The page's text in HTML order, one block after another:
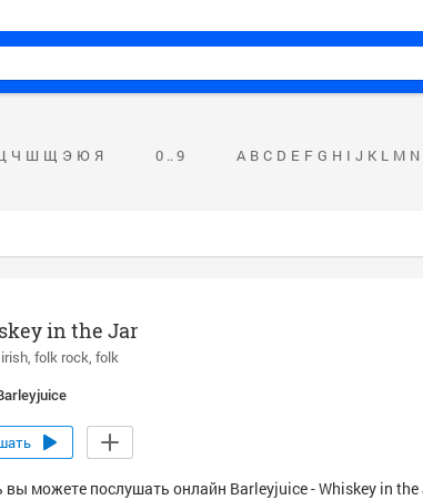
Ч Ш Щ Э Ю Я 0 .. 9 A B C D E F G H I J K L M N
in the Jar
irish folk rock folk
вы можете послушать онлайн Barleyjuice - Whiskey in the